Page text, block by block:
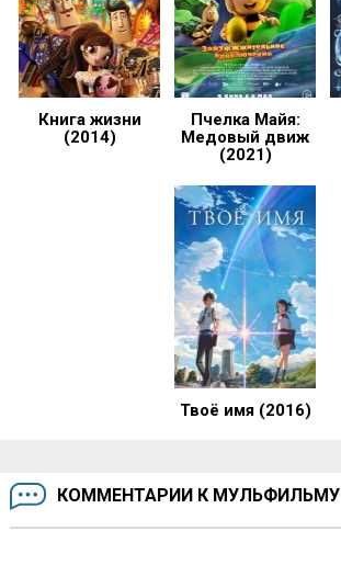
Книга жизни
(2014)
Пчелка Майя:
Медовый движ
(2021)
Твоё имя (2016)
КОММЕНТАРИИ К МУЛЬФИЛЬМУ